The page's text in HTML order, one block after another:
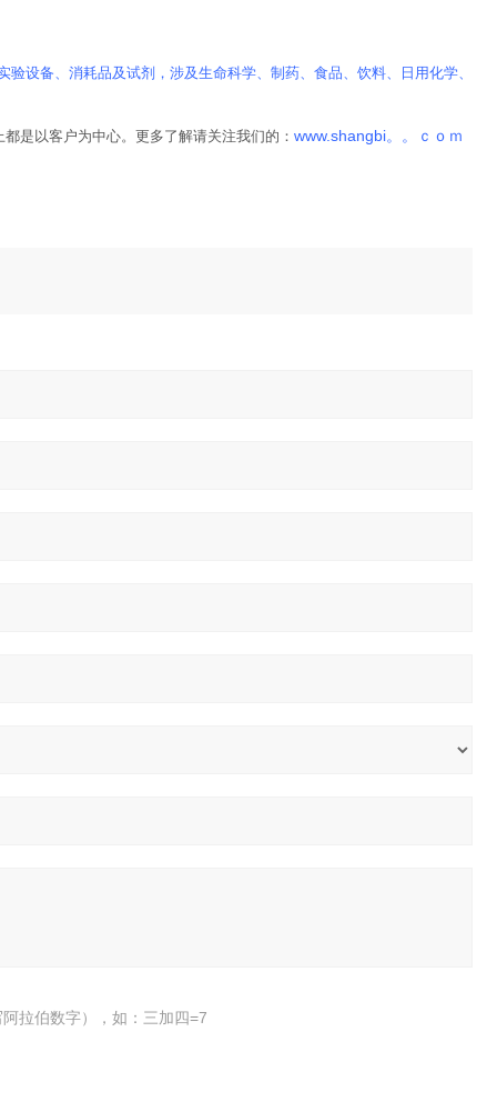
设备、消耗品及试剂，涉及生命科学、制药、食品、饮料、日用化学、
是以客户为中心。更多了解请关注我们的： www.shangbi。。ｃｏｍ
拉伯数字），如：三加四=7